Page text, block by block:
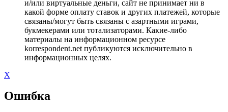
и/или виртуальные деньги, сайт не принимает ни в
какой форме оплату ставок и других платежей, которые
связаны/могут быть связаны с азартными играми,
букмекерами или тотализаторами. Какие-либо
материалы на информационном ресурсе
korrespondent.net публикуются исключительно в
информационных целях.
X
Ошибка